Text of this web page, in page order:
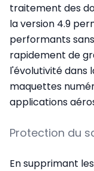
traitement des
la version 4.9
performants
rapidement de
l'évolutivité dans
maquettes
applications
Protection du
En supprimant